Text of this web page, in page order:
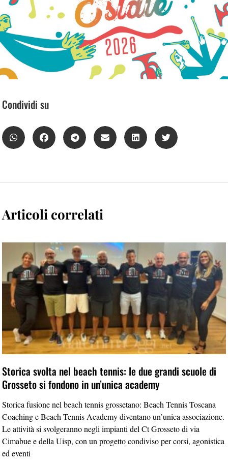
Condividi su
Articoli correlati
Storica svolta nel beach tennis: le due grandi scuole di
Grosseto si fondono in un’unica academy
Storica fusione nel beach tennis grossetano: Beach Tennis Toscana
Coaching e Beach Tennis Academy diventano un’unica associazione.
Le attività si svolgeranno negli impianti del Ct Grosseto di via
Cimabue e della Uisp, con un progetto condiviso per corsi, agonistica
ed eventi